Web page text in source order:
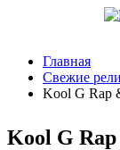
Главная
Свежие
Kool G Rap
Kool G